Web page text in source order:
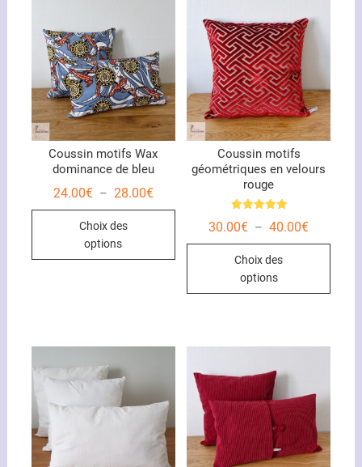
Coussin motifs Wax
dominance de bleu
24.00€ – 28.00€Plage
Choix des
options
Ce
produit
variations.
peuvent
être
choisies
la
page
Coussin motifs
géométriques en velours
rouge
5.00
30.00€ – 40.00€Plage
Choix des
options
Les
sur
la